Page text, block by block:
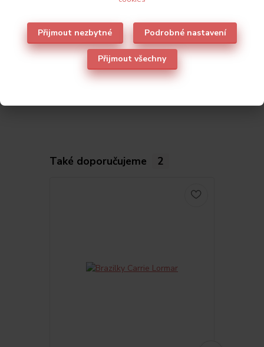
Původ zboží
Parametry
Také doporučujeme 2
Přijmout nezbytné Podrobné nastavení
Přijmout všechny